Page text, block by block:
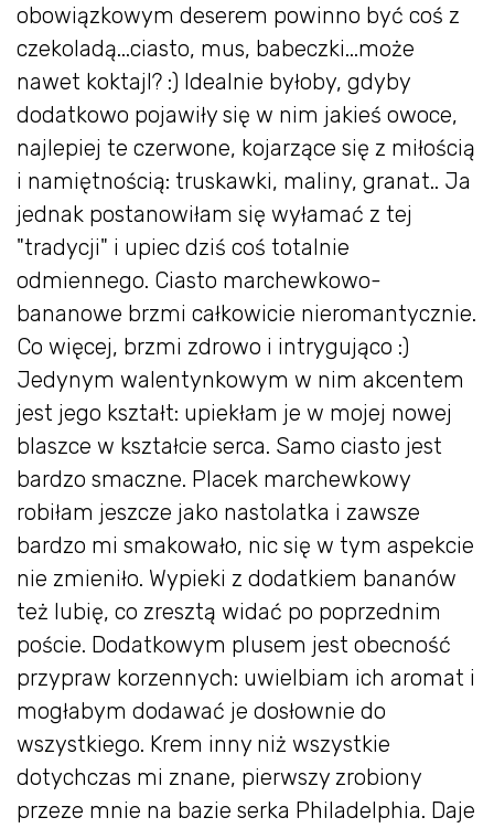
obowiązkowym deserem powinno być coś z
czekoladą...ciasto, mus, babeczki...może
nawet koktajl? :) Idealnie byłoby, gdyby
dodatkowo pojawiły się w nim jakieś owoce,
najlepiej te czerwone, kojarzące się z miłością
i namiętnością: truskawki, maliny, granat.. Ja
jednak postanowiłam się wyłamać z tej
"tradycji" i upiec dziś coś totalnie
odmiennego. Ciasto marchewkowo-
bananowe brzmi całkowicie nieromantycznie.
Co więcej, brzmi zdrowo i intrygująco :)
Jedynym walentynkowym w nim akcentem
jest jego kształt: upiekłam je w mojej nowej
blaszce w kształcie serca. Samo ciasto jest
bardzo smaczne. Placek marchewkowy
robiłam jeszcze jako nastolatka i zawsze
bardzo mi smakowało, nic się w tym aspekcie
nie zmieniło. Wypieki z dodatkiem bananów
też lubię, co zresztą widać po poprzednim
poście. Dodatkowym plusem jest obecność
przypraw korzennych: uwielbiam ich aromat i
mogłabym dodawać je dosłownie do
wszystkiego. Krem inny niż wszystkie
dotychczas mi znane, pierwszy zrobiony
przeze mnie na bazie serka Philadelphia. Daje